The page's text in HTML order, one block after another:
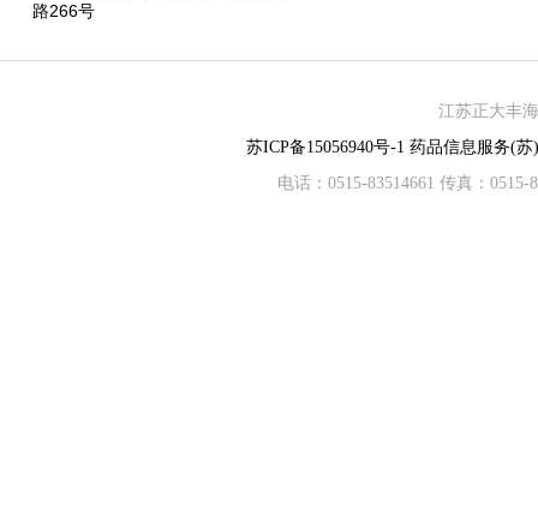
路266号
江苏正大丰
苏ICP备15056940号-1 药品信息服务(苏
电话：0515-83514661 传真：